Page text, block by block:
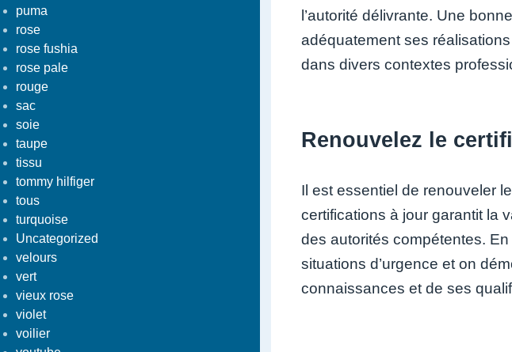
puma
rose
rose fushia
rose pale
rouge
sac
soie
taupe
tissu
tommy hilfiger
tous
turquoise
Uncategorized
velours
vert
vieux rose
violet
voilier
l’autorité délivrante. Une
adéquatement ses
dans divers contextes
Renouvelez le
Il est essentiel de renouveler
certifications à jour garantit la
des autorités compétentes.
situations d’urgence et on
connaissances et de ses